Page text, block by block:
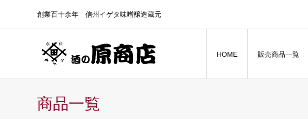
創業百十余年 信州イゲタ味噌醸造蔵元
HOME 販売商品一覧
商品一覧